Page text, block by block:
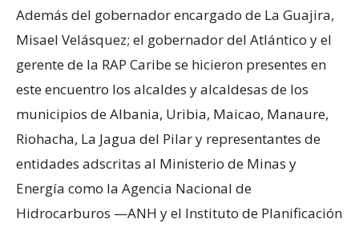
Además del gobernador encargado de La Guajira,
Misael Velásquez; el gobernador del Atlántico y el
gerente de la RAP Caribe se hicieron presentes en
este encuentro los alcaldes y alcaldesas de los
municipios de Albania, Uribia, Maicao, Manaure,
Riohacha, La Jagua del Pilar y representantes de
entidades adscritas al Ministerio de Minas y
Energía como la Agencia Nacional de
Hidrocarburos —ANH y el Instituto de Planificación